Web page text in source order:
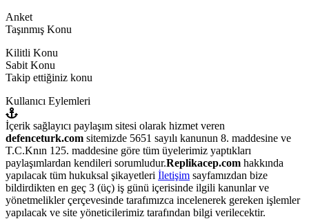
Anket
Taşınmış Konu
Kilitli Konu
Sabit Konu
Takip ettiğiniz konu
Kullanıcı Eylemleri
İçerik sağlayıcı paylaşım sitesi olarak hizmet veren
defenceturk.com sitemizde 5651 sayılı kanunun 8. maddesine ve
T.C.Knın 125. maddesine göre tüm üyelerimiz yaptıkları
paylaşımlardan kendileri sorumludur.Replikacep.com hakkında
yapılacak tüm hukuksal şikayetleri İletişim sayfamızdan bize
bildirdikten en geç 3 (üç) iş günü içerisinde ilgili kanunlar ve
yönetmelikler çerçevesinde tarafımızca incelenerek gereken işlemler
yapılacak ve site yöneticilerimiz tarafından bilgi verilecektir.